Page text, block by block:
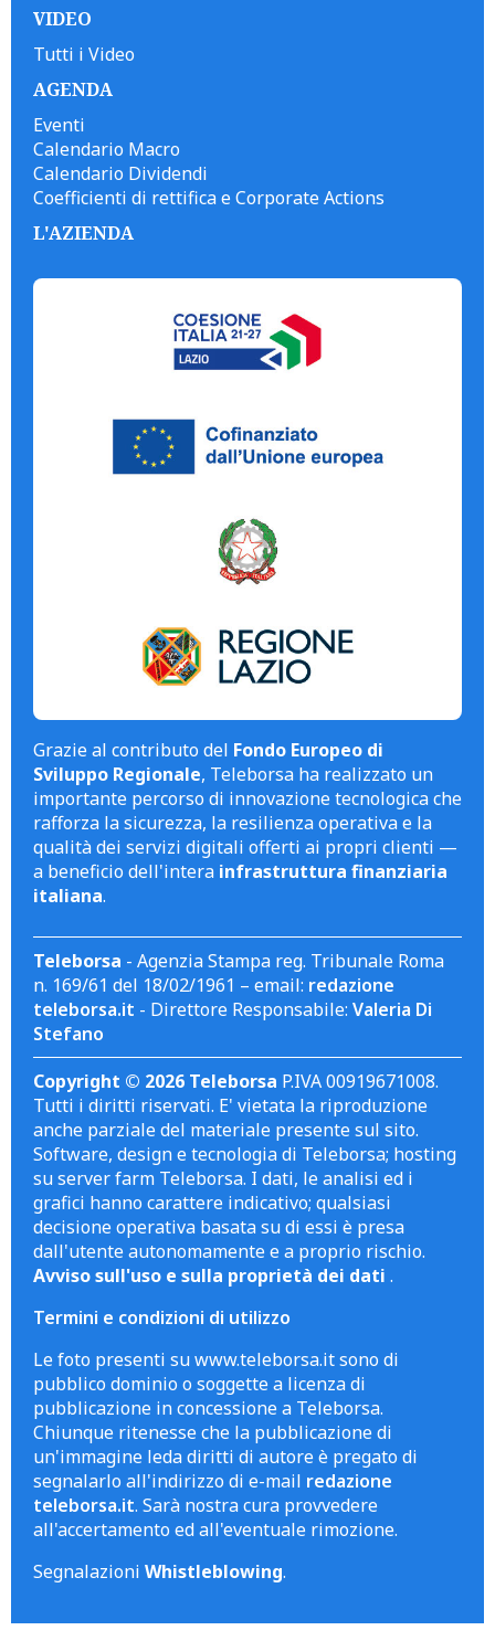
VIDEO
Tutti i Video
AGENDA
Eventi
Calendario Macro
Calendario Dividendi
Coefficienti di rettifica e Corporate Actions
L'AZIENDA
Grazie al contributo del Fondo Europeo di
Sviluppo Regionale, Teleborsa ha realizzato un
importante percorso di innovazione tecnologica che
rafforza la sicurezza, la resilienza operativa e la
qualità dei servizi digitali offerti ai propri clienti —
a beneficio dell'intera infrastruttura finanziaria
italiana.
Teleborsa - Agenzia Stampa reg. Tribunale Roma
n. 169/61 del 18/02/1961 – email: redazione
teleborsa.it - Direttore Responsabile: Valeria Di
Stefano
Copyright © 2026 Teleborsa P.IVA 00919671008.
Tutti i diritti riservati. E' vietata la riproduzione
anche parziale del materiale presente sul sito.
Software, design e tecnologia di Teleborsa; hosting
su server farm Teleborsa. I dati, le analisi ed i
grafici hanno carattere indicativo; qualsiasi
decisione operativa basata su di essi è presa
dall'utente autonomamente e a proprio rischio.
Avviso sull'uso e sulla proprietà dei dati .
Termini e condizioni di utilizzo
Le foto presenti su www.teleborsa.it sono di
pubblico dominio o soggette a licenza di
pubblicazione in concessione a Teleborsa.
Chiunque ritenesse che la pubblicazione di
un'immagine leda diritti di autore è pregato di
segnalarlo all'indirizzo di e-mail redazione
teleborsa.it. Sarà nostra cura provvedere
all'accertamento ed all'eventuale rimozione.
Segnalazioni Whistleblowing.